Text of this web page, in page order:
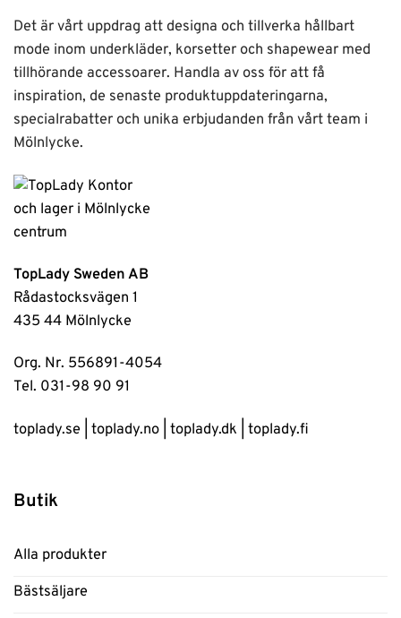
Det är vårt uppdrag att designa och tillverka hållbart
mode inom underkläder, korsetter och shapewear med
tillhörande accessoarer. Handla av oss för att få
inspiration, de senaste produktuppdateringarna,
specialrabatter och unika erbjudanden från vårt team i
Mölnlycke.
TopLady Sweden AB
Rådastocksvägen 1
435 44 Mölnlycke
Org. Nr. 556891-4054
Tel. 031-98 90 91
toplady.se toplady.no toplady.dk toplady.fi
Butik
Alla produkter
Bästsäljare